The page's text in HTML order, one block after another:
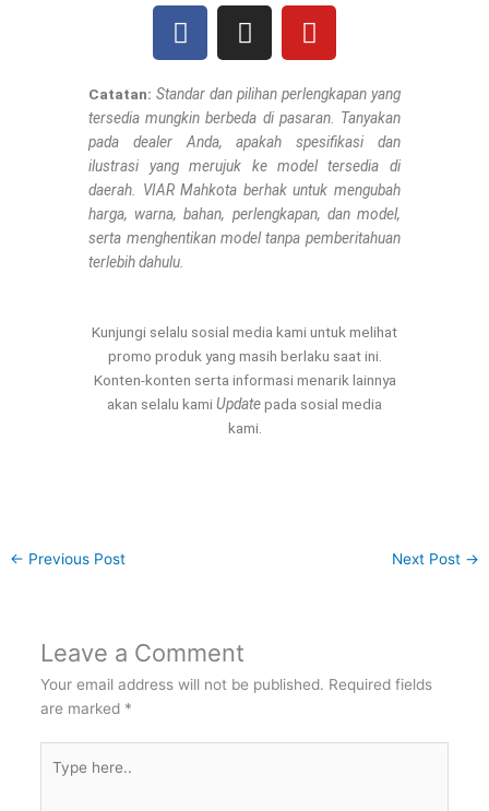
F
a
e
b
o
o
k
I
n
t
a
g
r
a
m
Y
o
t
u
b
e
Catatan: Standar dan pilihan perlengkapan yang
tersedia mungkin berbeda di pasaran. Tanyakan
pada dealer Anda, apakah spesifikasi dan
ilustrasi yang merujuk ke model tersedia di
daerah. VIAR Mahkota berhak untuk mengubah
harga, warna, bahan, perlengkapan, dan model,
serta menghentikan model tanpa pemberitahuan
terlebih dahulu.
Kunjungi selalu sosial media kami untuk melihat
promo produk yang masih berlaku saat ini.
Konten-konten serta informasi menarik lainnya
akan selalu kamiUpdatepada sosial media
kami.
← Previous Post Next Post →
Leave a Comment
Your email address will not be published. Required fields
are marked *
here..